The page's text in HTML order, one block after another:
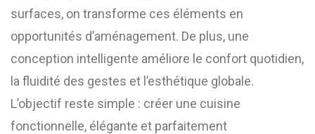
surfaces, on transforme ces éléments en
opportunités d’aménagement. De plus, une
conception intelligente améliore le confort quotidien,
la fluidité des gestes et l’esthétique globale.
L’objectif reste simple : créer une cuisine
fonctionnelle, élégante et parfaitement